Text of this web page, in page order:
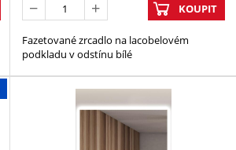
KOUPIT
Fazetované zrcadlo na lacobelovém
podkladu v odstínu bílé